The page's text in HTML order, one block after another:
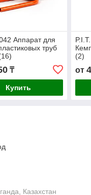
Аппарат для
труб
₸
Купить
(2)
от
Казахстан